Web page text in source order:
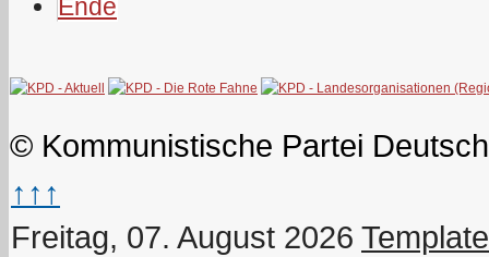
Ende
© Kommunistische Partei
↑↑↑
Freitag, 07. August 2026